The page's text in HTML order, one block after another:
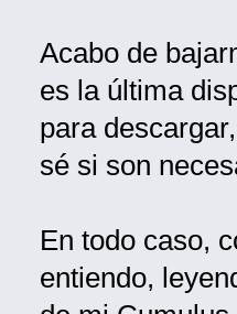
Acabo de
es la última
para
sé si son
En todo caso,
entiendo,